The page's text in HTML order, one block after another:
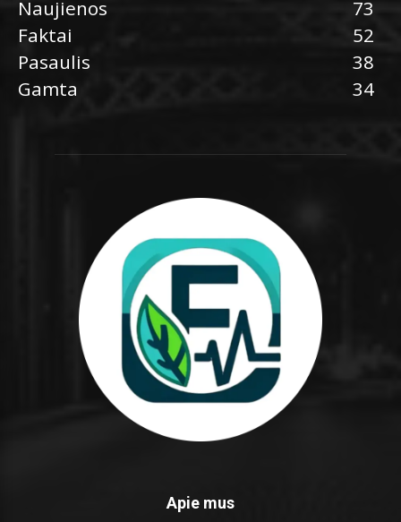
Naujienos
73
Faktai
52
Pasaulis
38
Gamta
34
Apie mus